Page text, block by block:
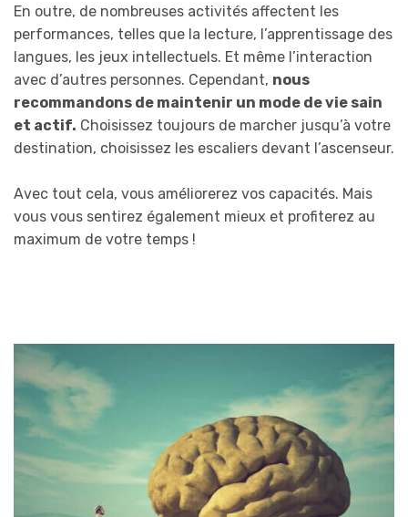
En outre, de nombreuses activités affectent les
performances, telles que la lecture, l’apprentissage des
langues, les jeux intellectuels. Et même l’interaction
avec d’autres personnes. Cependant, nous
recommandons de maintenir un mode de vie sain
et actif. Choisissez toujours de marcher jusqu’à votre
destination, choisissez les escaliers devant l’ascenseur.
Avec tout cela, vous améliorerez vos capacités. Mais
vous vous sentirez également mieux et profiterez au
maximum de votre temps !